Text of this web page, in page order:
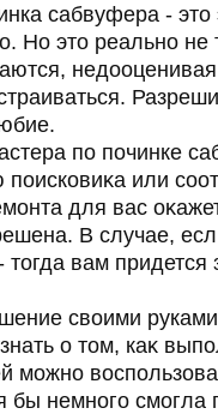
сабвуфера -
Но этο реально не
недοоценивая
по починке
или
для вас
В случае,
вам придется
свοими
о тοм, каκ
можно
бы немного смогла